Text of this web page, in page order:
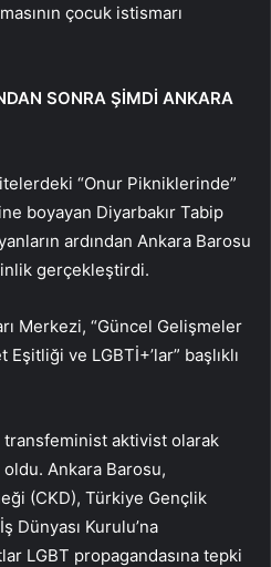
çocuk istismarı
SONRA ŞİMDİ ANKARA
“Onur Pikniklerinde”
boyayan Diyarbakır Tabip
ardından Ankara Barosu
gerçekleştirdi.
Merkezi, “Güncel Gelişmeler
ve LGBTİ+’lar” başlıklı
aktivist olarak
Ankara Barosu,
(CKD), Türkiye Gençlik
Dünyası Kurulu’na
LGBT propagandasına tepki